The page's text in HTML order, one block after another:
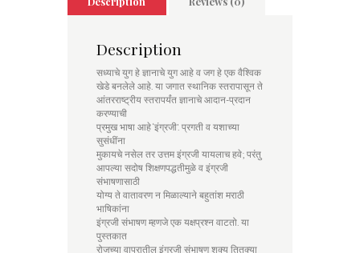
Description
सध्याचे युग हे ज्ञानाचे युग आहे व जग हे एक वैश्विक
खेडे बनलेले आहे. या जगात स्थानिक स्तरापासून ते
आंतरराष्ट्रीय स्तरापर्यंत ज्ञानाचे आदान-प्रदान
करण्याची
प्रमुख भाषा आहे ‘इंग्रजी’. प्रगती व यशाच्या
सुसंधींना
मुकायचे नसेल तर उत्तम इंग्रजी यायलाच हवे; परंतु
आपल्या सदोष शिक्षणपद्धतीमुळे व इंग्रजी
संभाषणासाठी
योग्य ते वातावरण न मिळाल्याने बहुतांश मराठी
भाषिकांना
इंग्रजी संभाषण म्हणजे एक यक्षप्रश्न वाटतो. या
पुस्तकात
रोजच्या वापरातील इंग्रजी संभाषण शक्य तितक्या